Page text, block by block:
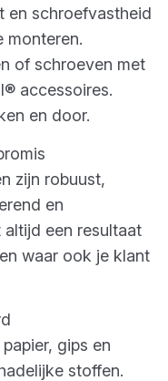
en schroefvastheid
monteren.
of schroeven met
accessoires.
en door.
zijn robuust,
en
een resultaat
waar ook je klant
gips en
stoffen.